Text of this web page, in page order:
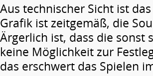
Aus technischer Sicht ist
Grafik ist zeitgemäß, die
Ärgerlich ist, dass die
keine Möglichkeit zur
das erschwert das Spielen